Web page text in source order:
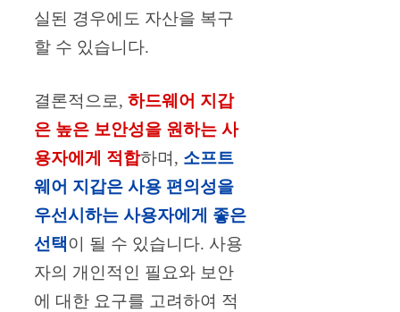
실된 경우에도 자산을 복구
할 수 있습니다.
결론적으로, 하드웨어 지갑
은 높은 보안성을 원하는 사
용자에게 적합하며, 소프트
웨어 지갑은 사용 편의성을
우선시하는 사용자에게 좋은
선택이 될 수 있습니다. 사용
자의 개인적인 필요와 보안
에 대한 요구를 고려하여 적